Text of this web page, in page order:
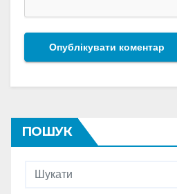
ПОШУК